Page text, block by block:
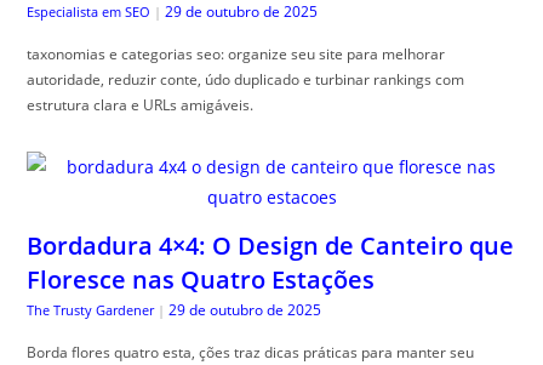
Especialista em SEO | 29 de outubro de 2025
taxonomias e categorias seo: organize seu site para melhorar
autoridade, reduzir conte, údo duplicado e turbinar rankings com
estrutura clara e URLs amigáveis.
Bordadura 4×4: O Design de Canteiro que
Floresce nas Quatro Estações
The Trusty Gardener | 29 de outubro de 2025
Borda flores quatro esta, ções traz dicas práticas para manter seu